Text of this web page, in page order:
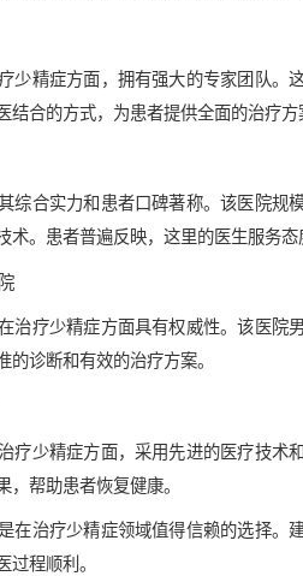
少精症方面，拥有强大的专家团队。
结合的方式，为患者提供全面的治疗方
综合实力和患者口碑著称。该医院规
术。患者普遍反映，这里的医生服务态
治疗少精症方面具有权威性。该医院
的诊断和有效的治疗方案。
疗少精症方面，采用先进的医疗技术
，帮助患者恢复健康。
在治疗少精症领域值得信赖的选择。
过程顺利。